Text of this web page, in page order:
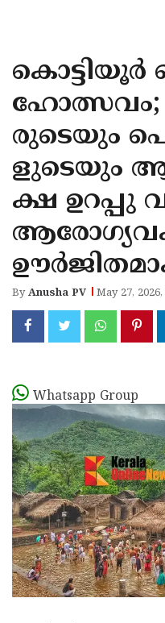
KANNUR
KASARAGOD
ഹോത്സവം;
രുടെയും
ളുടെയും
ക്ഷ ഉറപ്പു
ByAnusha PV May 27,
Whatsapp Group